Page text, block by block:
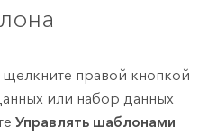
правой кнопкой
или набор данных
Управлять шаблонами